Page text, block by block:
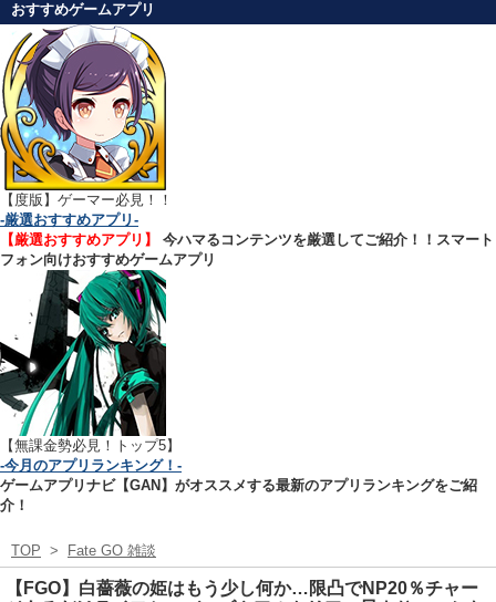
おすすめゲームアプリ
【 度版】ゲーマー必見！！
-厳選おすすめアプリ-
【厳選おすすめアプリ】
今ハマるコンテンツを厳選してご紹介！！スマート
フォン向けおすすめゲームアプリ
【無課金勢必見！トップ5】
-今月のアプリランキング！-
ゲームアプリナビ【GAN】がオススメする最新のアプリランキングをご紹
介！
TOP > Fate GO 雑談
【FGO】白薔薇の姫はもう少し何か…限凸でNP20％チャー